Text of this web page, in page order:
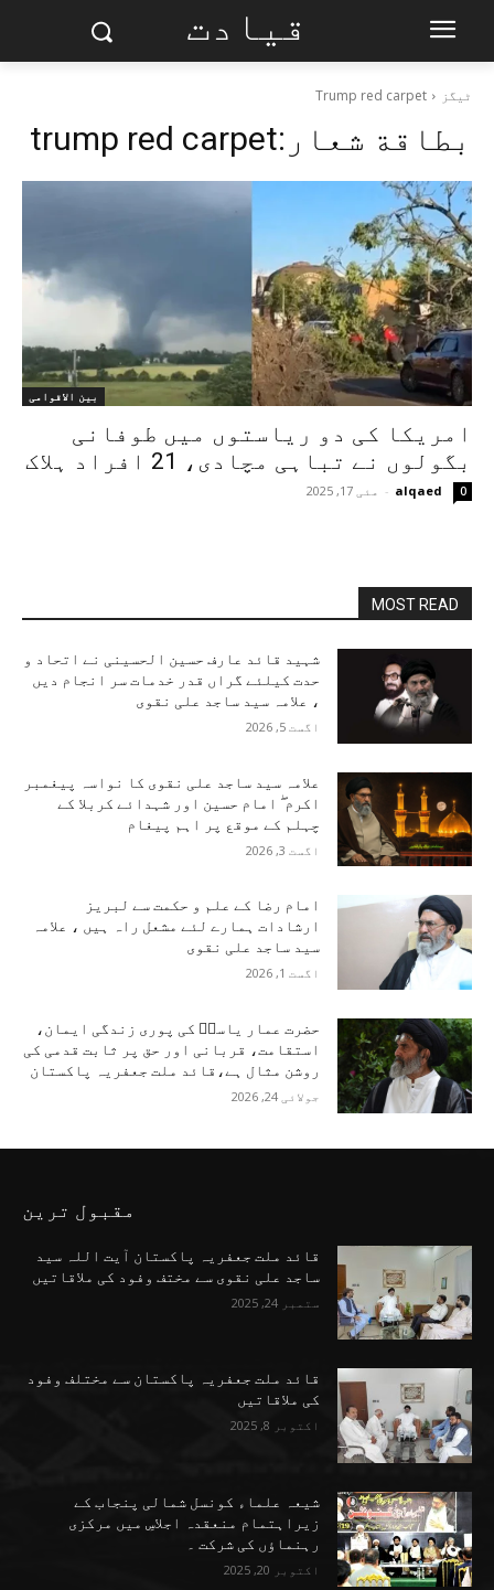
قیادت
ٹیگز Trump red carpet
بطاقة شعار:trump red carpet
بین الاقوامی
امریکا کی دو ریاستوں میں طوفانی
بگولوں نے تباہی مچادی، 21 افراد ہلاک
alqaed
- مئی 17, 2025 0
MOST READ
شہید قائد عارف حسین الحسینی نے اتحاد و
حدت کیلئے گراں قدر خدمات سر انجام دیں
، علامہ سید ساجد علی نقوی
اگست 5, 2026
علامہ سید ساجد علی نقوی کا نواسہ پیغمبر
اکرم ۖ امام حسین اور شہدائے کربلا کے
چہلم کے موقع پر اہم پیغام
اگست 3, 2026
امام رضا کے علم و حکمت سے لبریز
ارشادات ہمارے لئے مشعل راہ ہیں ، علامہ
سید ساجد علی نقوی
اگست 1, 2026
حضرت عمار یاسرؑ کی پوری زندگی ایمان،
استقامت، قربانی اور حق پر ثابت قدمی کی
روشن مثال ہے،قائد ملت جعفریہ پاکستان
جولائی 24, 2026
مقبول ترین
قائد ملت جعفریہ پاکستان آیت اللہ سید
ساجد علی نقوی سے مختف وفود کی ملاقاتیں
ستمبر 24, 2025
قائد ملت جعفریہ پاکستان سے مختلف وفود
کی ملاقاتیں
اکتوبر 8, 2025
شیعہ علماء کونسل شمالی پنجاب کے
زیراہتمام منعقدہ اجلاسِ میں مرکزی
رہنماؤں کی شرکت ۔
اکتوبر 20, 2025